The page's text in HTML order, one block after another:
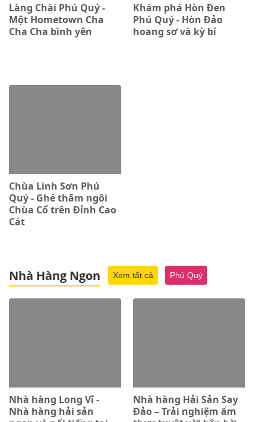
Làng Chài Phú Quý -
Một Hometown Cha
Cha Cha bình yên
Khám phá Hòn Đen
Phú Quý - Hòn Đảo
hoang sơ và kỳ bí
Chùa Linh Sơn Phú
Quý - Ghé thăm ngôi
Chùa Cổ trên Đỉnh Cao
Cát
Nhà Hàng Ngon Xem tất cả Phú Quý
Nhà hàng Long Vĩ -
Nhà hàng hải sản
Nhà hàng Hải Sản Say
Đảo – Trải nghiệm ẩm